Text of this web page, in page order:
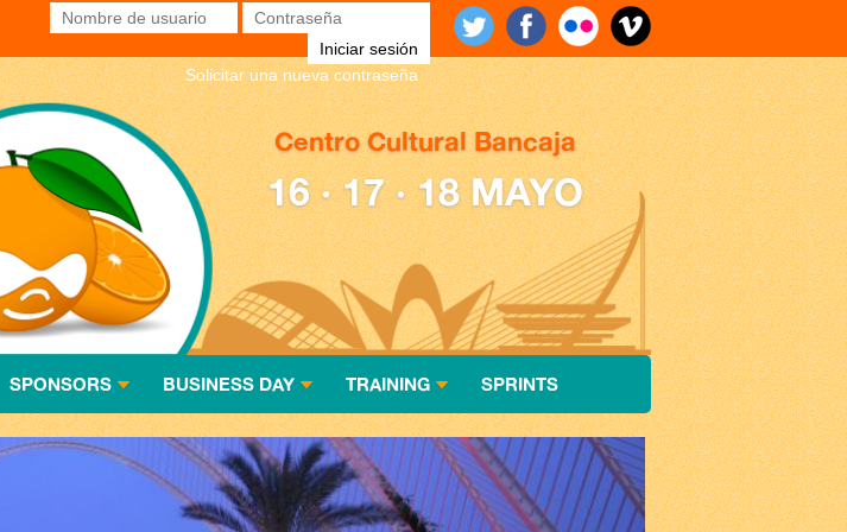
Nombre de usuario* Contraseña*
Solicitar una nueva contraseña
Centro Cultural Bancaja
16 · 17 · 18 MAYO
SPONSORS BUSINESS DAY TRAINING SPRINTS